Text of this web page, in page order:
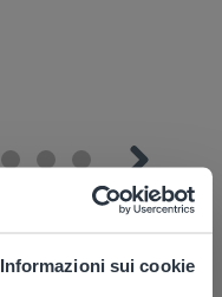
Informazioni sui cookie